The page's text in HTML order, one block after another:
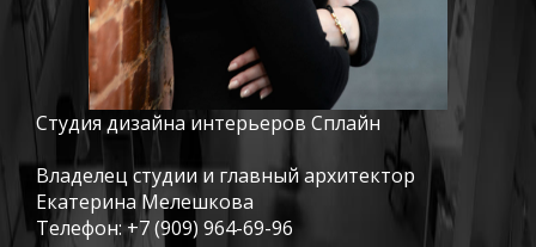
Студия дизайна интерьеров Сплайн
Владелец студии и главный архитектор
Екатерина Мелешкова
Телефон:+7 (909) 964-69-96